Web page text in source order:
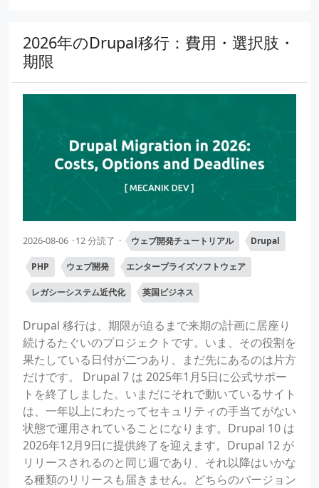
2026年のDrupal移行：費用・選択肢・
期限
2026-08-06 12 分読了 ウェブ開発チュートリアル Drupal
PHP ウェブ開発 エンタープライズソフトウェア
レガシーシステム近代化 英国ビジネス
Drupal 移行は、期限が迫るまで来期の計画に居座り
続けるたぐいのプロジェクトです。いま、その役割を
果たしている日付が二つあり、まだ先にあるのは片方
だけです。 Drupal 7 は 2025年1月5日に公式サポー
トを終了しました。いまだにそれで動いているサイト
は、一年以上にわたってセキュリティの手当てがない
状態で運用されていることになります。Drupal 10 は
2026年12月9日に提供終了を迎えます。Drupal 12 が
リリースされるのと同じ週であり、それ以降はいかな
る種類のリリースも届きません。どちらのバージョン